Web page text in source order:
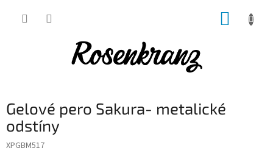
Gelové pero Sakura- metalické
odstíny